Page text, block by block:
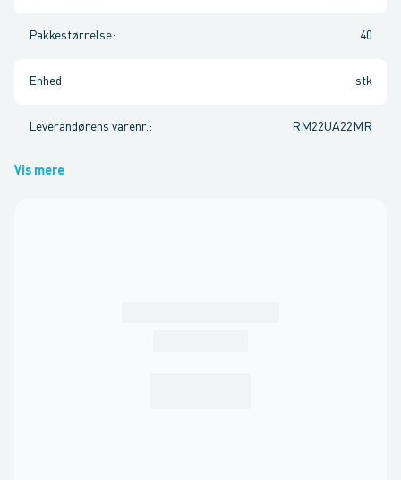
Pakkestørrelse: 40
Enhed : stk
Leverandørens varenr. : RM22UA22MR
Vis mere